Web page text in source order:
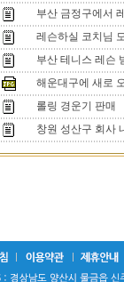
부산 금정구에서
레슨하실 코치님
부산 테니스 레슨
해운대구에 새로
롤링 경운기 판매
창원 성산구 회사